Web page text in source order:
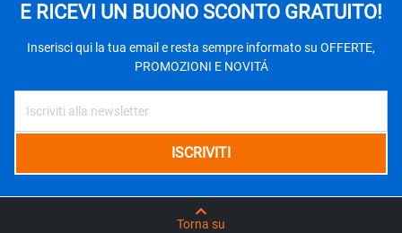
E RICEVI UN BUONO SCONTO GRATUITO!
Inserisci qui la tua email e resta sempre informato su OFFERTE,
PROMOZIONI E NOVITÁ
Torna su